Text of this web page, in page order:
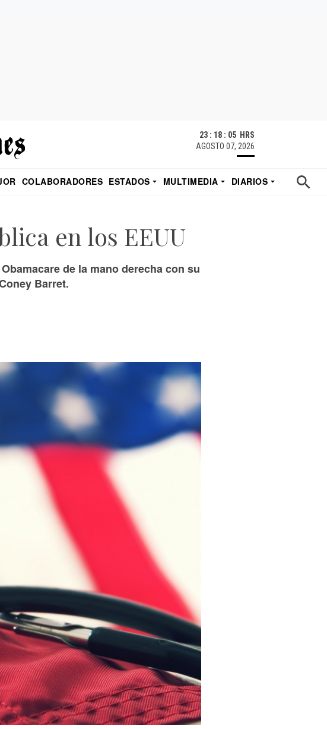
23 : 18 : 06 HRS
AGOSTO 07, 2026
COLABORADORES ESTADOS MULTIMEDIA
DIARIOS
en los EEUU
de la mano derecha con su
Barret.